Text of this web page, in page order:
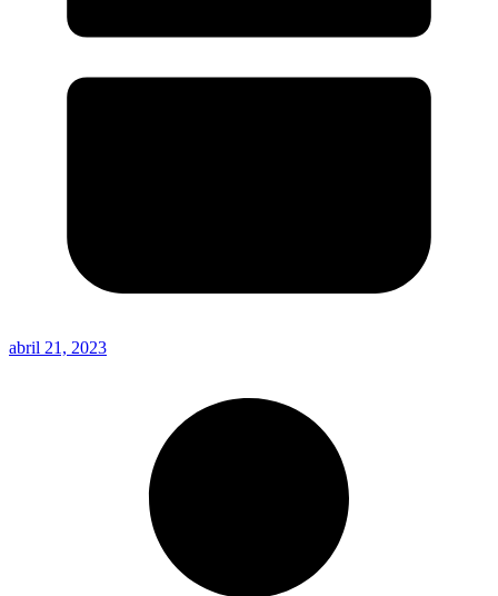
abril 21, 2023